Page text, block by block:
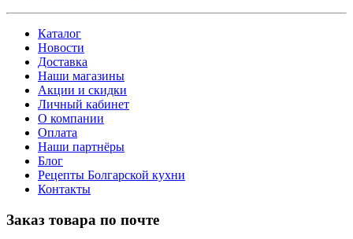
Каталог
Новости
Доставка
Наши магазины
Акции и скидки
Личный кабинет
О компании
Оплата
Наши партнёры
Блог
Рецепты Болгарской кухни
Контакты
Заказ товара по почте